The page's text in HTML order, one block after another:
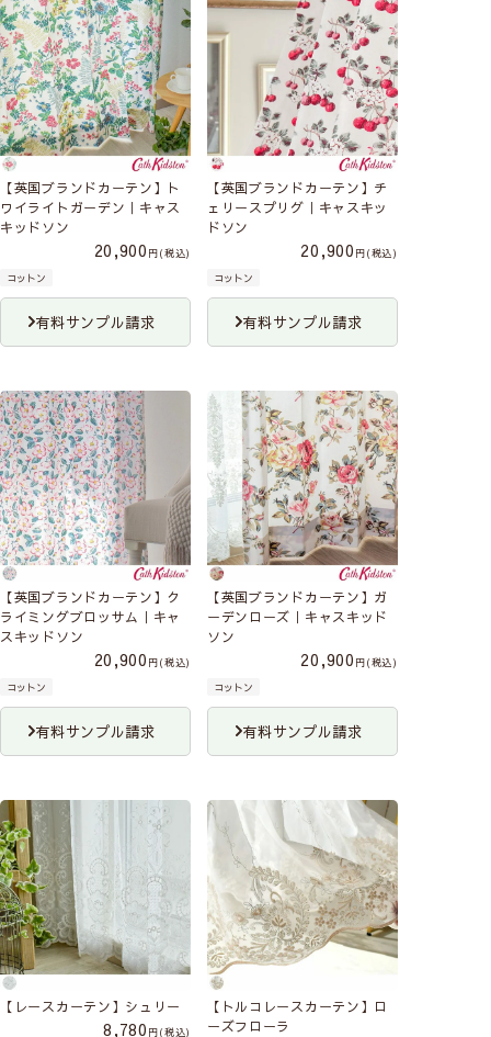
【英国ブランドカーテン】ト
ワイライトガーデン｜キャス
キッドソン
20,900
税込
コットン
有料サンプル請求
【英国ブランドカーテン】チ
ェリースプリグ｜キャスキッ
ドソン
20,900
税込
コットン
有料サンプル請求
【英国ブランドカーテン】ク
ライミングブロッサム｜キャ
スキッドソン
20,900
税込
コットン
有料サンプル請求
【英国ブランドカーテン】ガ
ーデンローズ｜キャスキッド
ソン
20,900
税込
コットン
有料サンプル請求
【レースカーテン】シュリー
8,780
税込
【トルコレースカーテン】ロ
ーズフローラ